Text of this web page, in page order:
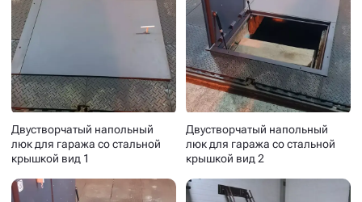
Двустворчатый напольный
люк для гаража со стальной
крышкой вид 1
Двустворчатый напольный
люк для гаража со стальной
крышкой вид 2